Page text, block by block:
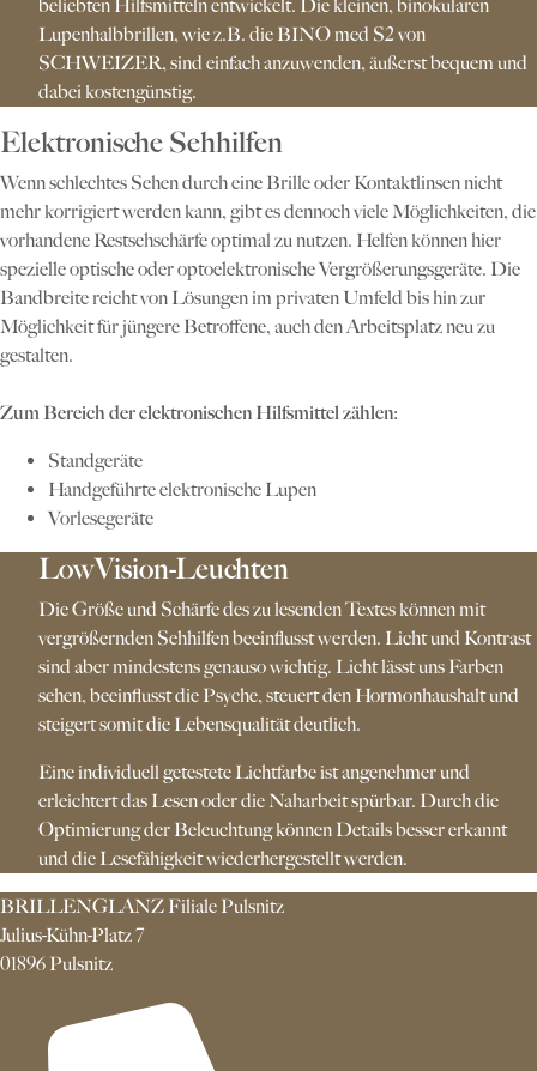
beliebten Hilfsmitteln entwickelt. Die kleinen, binokularen
Lupenhalbbrillen, wie z.B. die BINO med S2 von
SCHWEIZER, sind einfach anzuwenden, äußerst bequem und
dabei kostengünstig.
Elektronische Sehhilfen
Wenn schlechtes Sehen durch eine Brille oder Kontaktlinsen nicht
mehr korrigiert werden kann, gibt es dennoch viele Möglichkeiten, die
vorhandene Restsehschärfe optimal zu nutzen. Helfen können hier
spezielle optische oder optoelektronische Vergrößerungsgeräte. Die
Bandbreite reicht von Lösungen im privaten Umfeld bis hin zur
Möglichkeit für jüngere Betroffene, auch den Arbeitsplatz neu zu
gestalten.
Zum Bereich der elektronischen Hilfsmittel zählen:
Standgeräte
Handgeführte elektronische Lupen
Vorlesegeräte
LowVision-Leuchten
Die Größe und Schärfe des zu lesenden Textes können mit
vergrößernden Sehhilfen beeinflusst werden. Licht und Kontrast
sind aber mindestens genauso wichtig. Licht lässt uns Farben
sehen, beeinflusst die Psyche, steuert den Hormonhaushalt und
steigert somit die Lebensqualität deutlich.
Eine individuell getestete Lichtfarbe ist angenehmer und
erleichtert das Lesen oder die Naharbeit spürbar. Durch die
Optimierung der Beleuchtung können Details besser erkannt
und die Lesefähigkeit wiederhergestellt werden.
BRILLENGLANZ Filiale Pulsnitz
Julius-Kühn-Platz 7
01896 Pulsnitz